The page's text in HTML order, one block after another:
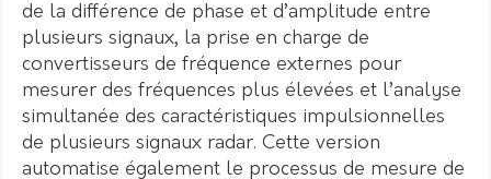
de la différence de phase et d’amplitude entre
plusieurs signaux, la prise en charge de
convertisseurs de fréquence externes pour
mesurer des fréquences plus élevées et l’analyse
simultanée des caractéristiques impulsionnelles
de plusieurs signaux radar. Cette version
automatise également le processus de mesure de